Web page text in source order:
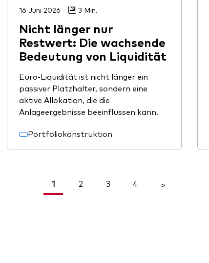
16 Juni 2026 3 Min.
Nicht länger nur
Restwert: Die wachsende
Bedeutung von Liquidität
Euro-Liquidität ist nicht länger ein
passiver Platzhalter, sondern eine
aktive Allokation, die die
Anlageergebnisse beeinflussen kann.
Portfoliokonstruktion
1 2 3 4 >